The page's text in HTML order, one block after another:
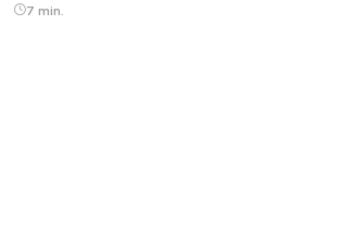
7 min.